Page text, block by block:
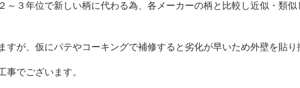
３年位で新しい柄に代わる為、各メーカーの柄と比較し近似・類似
が、仮にパテやコーキングで補修すると劣化が早いため外壁を貼り
事でございます。